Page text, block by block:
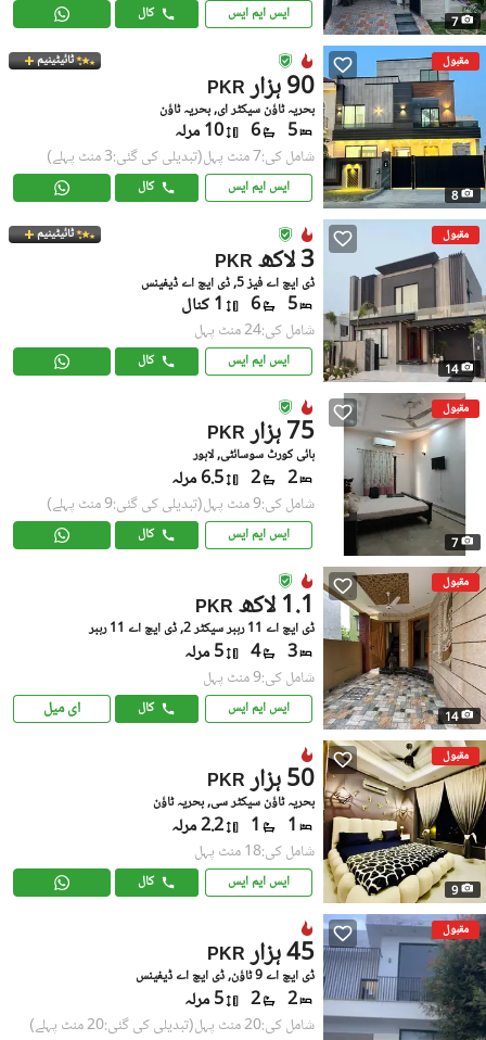
7 ایس ایم ایس کال
مقبول
8
ٹائیٹینیم
PKR 90 ہزار
بحریہ ٹاؤن سیکٹر ای, بحریہ ٹاؤن
5
6 10 مرلہ
شامل کی:7 منٹ پہل (تبدیلی کی گئی:3 منٹ پہلے)
ایس ایم ایس کال
مقبول
14
ٹائیٹینیم
PKR 3 لاکھ
ڈی ایچ اے فیز 5, ڈی ایچ اے ڈیفینس
5
6 1 کنال
شامل کی:24 منٹ پہل
ایس ایم ایس کال
مقبول
7
PKR 75 ہزار
ہائی کورٹ سوسائٹی, لاہور
2
2 6.5 مرلہ
شامل کی:9 منٹ پہل (تبدیلی کی گئی:9 منٹ پہلے)
ایس ایم ایس کال
مقبول
14
PKR 1.1 لاکھ
ڈی ایچ اے 11 رہبر سیکٹر 2, ڈی ایچ اے 11 رہبر
3
4 5 مرلہ
شامل کی:9 منٹ پہل
ایس ایم ایس کال ای میل
مقبول
9
PKR 50 ہزار
بحریہ ٹاؤن سیکٹر سی, بحریہ ٹاؤن
1
1 2.2 مرلہ
شامل کی:18 منٹ پہل
ایس ایم ایس کال
مقبول
PKR 45 ہزار
ڈی ایچ اے 9 ٹاؤن, ڈی ایچ اے ڈیفینس
2
2 5 مرلہ
شامل کی:20 منٹ پہل (تبدیلی کی گئی:20 منٹ پہلے)